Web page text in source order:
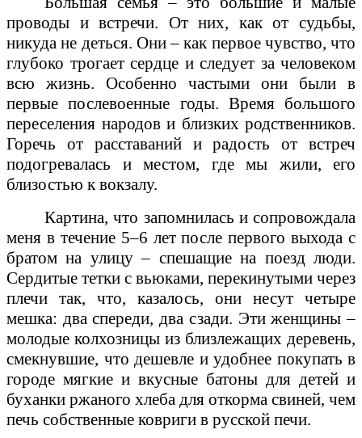
проводы и встречи. От них, как от судьбы,
никуда не деться. Они – как первое чувство, что
глубоко трогает сердце и следует за человеком
всю жизнь. Особенно частыми они были в
первые послевоенные годы. Время большого
переселения народов и близких родственников.
Горечь от расставаний и радость от встреч
подогревалась и местом, где мы жили, его
близостью к вокзалу.
Картина, что запомнилась и сопровождала
меня в течение 5–6 лет после первого выхода с
братом на улицу – спешащие на поезд люди.
Сердитые тетки с вьюками, перекинутыми через
плечи так, что, казалось, они несут четыре
мешка: два спереди, два сзади. Эти женщины –
молодые колхозницы из близлежащих деревень,
смекнувшие, что дешевле и удобнее покупать в
городе мягкие и вкусные батоны для детей и
буханки ржаного хлеба для откорма свиней, чем
печь собственные ковриги в русской печи.